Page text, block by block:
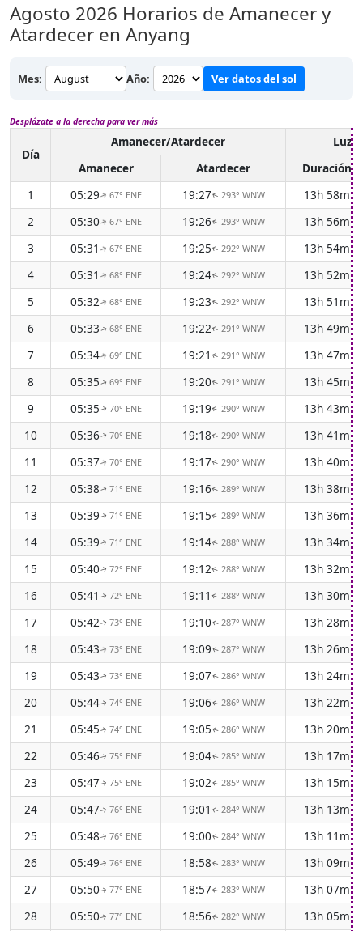
Agosto 2026 Horarios de Amanecer y
Atardecer en Anyang
Mes: Año: Ver datos del sol
Desplázate a la derecha para ver más
Día
Amanecer/Atardecer
Luz
Amanecer
Atardecer
Duración
1
05:29↑ 67° ENE 19:27↑ 293° WNW
13h 58m
2
05:30↑ 67° ENE 19:26↑ 293° WNW
13h 56m
3
05:31 ↑ 67° ENE 19:25↑ 292° WNW
13h 54m
4
05:31 ↑ 68° ENE 19:24↑ 292° WNW
13h 52m
5
05:32↑ 68° ENE 19:23↑ 292° WNW
13h 51m
6
05:33↑ 68° ENE 19:22↑ 291° WNW
13h 49m
7
05:34↑ 69° ENE 19:21 ↑ 291° WNW
13h 47m
8
05:35↑ 69° ENE 19:20↑ 291° WNW
13h 45m
9
05:35↑ 70° ENE 19:19↑ 290° WNW
13h 43m
10
05:36↑ 70° ENE 19:18↑ 290° WNW
13h 41m
11
05:37↑ 70° ENE 19:17↑ 290° WNW
13h 40m
12
05:38↑ 71° ENE 19:16↑ 289° WNW
13h 38m
13
05:39↑ 71° ENE 19:15↑ 289° WNW
13h 36m
14
05:39↑ 71° ENE 19:14↑ 288° WNW
13h 34m
15
05:40↑ 72° ENE 19:12↑ 288° WNW
13h 32m
16
05:41 ↑ 72° ENE 19:11 ↑ 288° WNW
13h 30m
17
05:42↑ 73° ENE 19:10↑ 287° WNW
13h 28m
18
05:43↑ 73° ENE 19:09↑ 287° WNW
13h 26m
19
05:43↑ 73° ENE 19:07↑ 286° WNW
13h 24m
20
05:44↑ 74° ENE 19:06↑ 286° WNW
13h 22m
21
05:45↑ 74° ENE 19:05↑ 286° WNW
13h 20m
22
05:46↑ 75° ENE 19:04↑ 285° WNW
13h 17m
23
05:47↑ 75° ENE 19:02↑ 285° WNW
13h 15m
24
05:47↑ 76° ENE 19:01 ↑ 284° WNW
13h 13m
25
05:48↑ 76° ENE 19:00↑ 284° WNW
13h 11m
26
05:49↑ 76° ENE 18:58↑ 283° WNW
13h 09m
27
05:50↑ 77° ENE 18:57↑ 283° WNW
13h 07m
28
05:50↑ 77° ENE 18:56↑ 282° WNW 13h 05m